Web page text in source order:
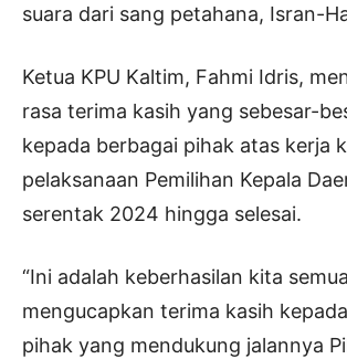
suara dari sang petahana, Isran-
Ketua KPU Kaltim, Fahmi Idris,
rasa terima kasih yang sebesar-
kepada berbagai pihak atas kerja
pelaksanaan Pemilihan Kepala
serentak 2024 hingga selesai.
“Ini adalah keberhasilan kita
mengucapkan terima kasih
pihak yang mendukung jalannya